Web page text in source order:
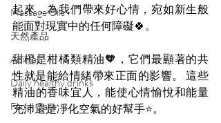
Massage Oils
天然產品
Animal
Daily healthy drinks
Facial Care
起來，為我們帶來好心情，宛如新生般
能面對現實中的任何障礙🍀。
甜橙是柑橘類精油🧡，它們最顯著的共
性就是能給情緒帶來正面的影響。 這些
精油的香味宜人，能使心情愉悅和能量
充沛還是凈化空氣的好幫手⭐️。